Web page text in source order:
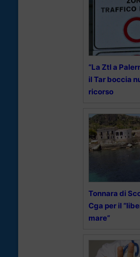
“La Ztl a
il Tar boccia
ricorso
Tonnara di
Cga per il
mare”